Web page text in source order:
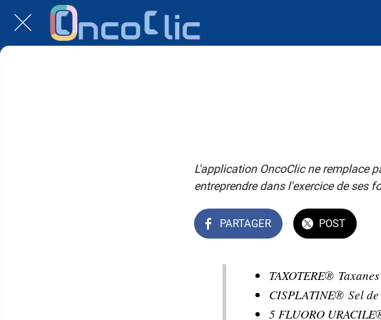
L'application OncoClic ne remplace
entreprendre dans l'exercice de ses
PARTAGER POST
TAXOTERE® Taxanes
CISPLATINE® Sel
5 FLUORO